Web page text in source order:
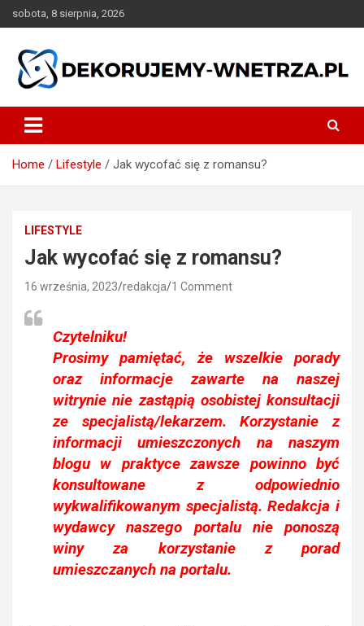
to
sobota, 8 sierpnia, 2026
dekorujemy-wnetrza.pl
Home Lifestyle Jak wycofać się z romansu?
LIFESTYLE
Jak wycofać się z romansu?
16 września, 2023 redakcja 1 Comment
Czytelniku!
Prosimy pamiętać, że wszelkie porady
oraz informacje zawarte na naszej
witrynie nie zastąpią osobistej konsultacji
ze specjalistą/lekarzem. Korzystanie z
informacji umieszczonych na naszym
blogu w praktyce zawsze powinno być
konsultowane z odpowiednio
wykwalifikowanym specjalistą. Redakcja i
wydawcy naszego portalu nie ponoszą
winy za korzystanie z porad
umieszczanych na portalu.